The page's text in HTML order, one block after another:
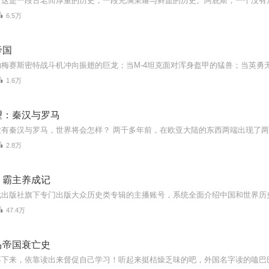
6.5万
1.6万
秦汉与罗马
2.8万
主养成记
47.4万
国衰亡史